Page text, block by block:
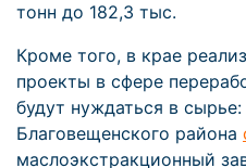
тонн до 182,3 тыс.
Кроме того, в крае
проекты в сфере
будут нуждаться в
Благовещенского района
маслоэкстракционный